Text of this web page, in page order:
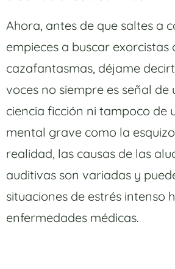
Ahora, antes de que saltes a
empieces a buscar exorcistas
cazafantasmas, déjame
voces no siempre es señal de
ciencia ficción ni tampoco de
mental grave como la
realidad, las causas de las
auditivas son variadas y
situaciones de estrés intenso
enfermedades médicas.